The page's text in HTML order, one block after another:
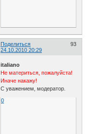
Поделиться
93
24.10.2010 20:29
italiano
Не материться, пожалуйста!
Иначе накажу!
С уважением, модератор.
0